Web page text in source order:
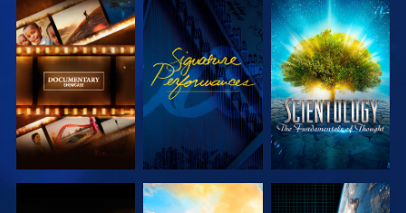
UTFORSKA
SERIEN
TITTA
UTFORSKA
SERIEN